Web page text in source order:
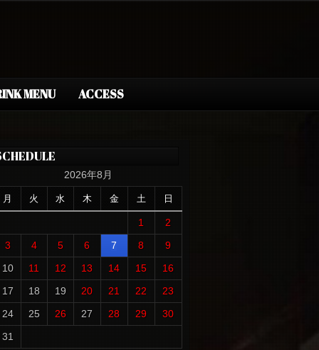
MENU ACCESS
2026年8月
月 火 水 木 金 土 日
1
2
3
4 5 6 7 8
9
10
11 12 13 14 15
16
17
18 19 20 21 22
23
24
25 26 27 28 29
30
31